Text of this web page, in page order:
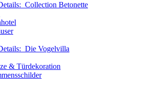
Collection Betonette
Die Vogelvilla
& Türdekoration